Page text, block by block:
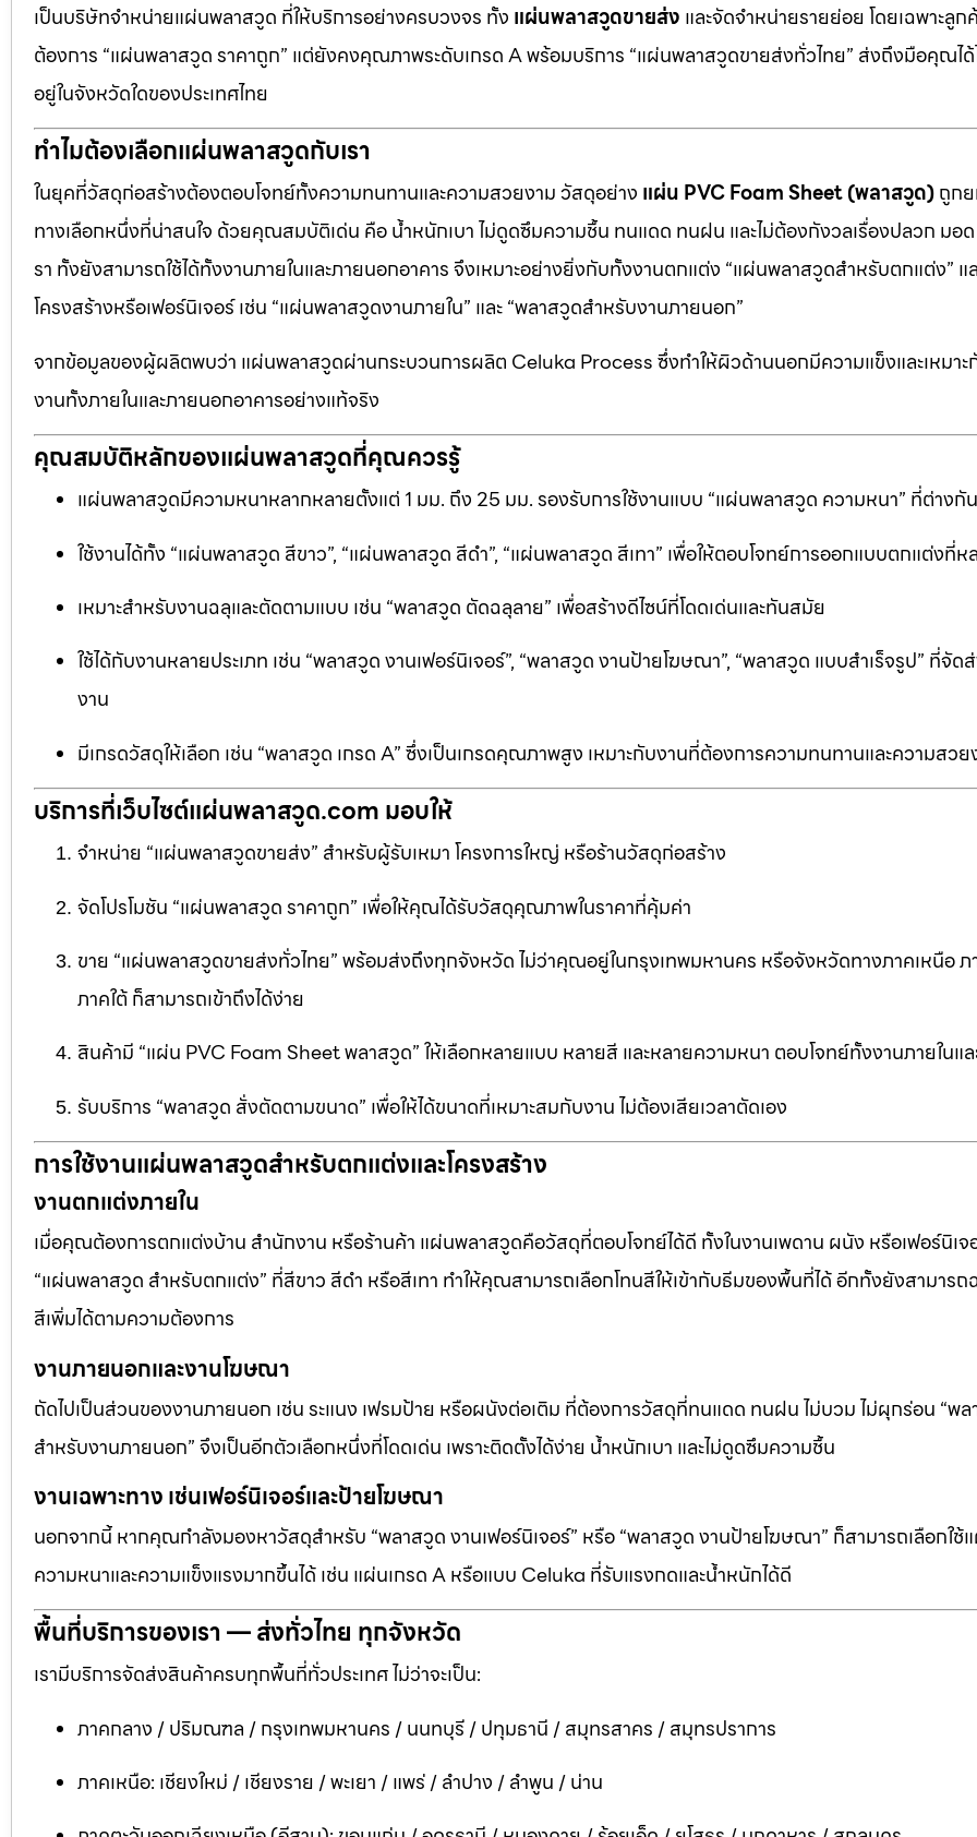
เป็นบริษัทจำหน่ายแผ่นพลาสวูด ที่ให้บริการอย่างครบวงจร ทั้ง แผ่นพลาสวูดขายส่ง และจัดจำหน่ายรายย่อย โดยเฉพาะลูก
ต้องการ “แผ่นพลาสวูด ราคาถูก” แต่ยังคงคุณภาพระดับเกรด A พร้อมบริการ “แผ่นพลาสวูดขายส่งทั่วไทย” ส่งถึงมือคุณไ
อยู่ในจังหวัดใดของประเทศไทย
ทำไมต้องเลือกแผ่นพลาสวูดกับเรา
ในยุคที่วัสดุก่อสร้างต้องตอบโจทย์ทั้งความทนทานและความสวยงาม วัสดุอย่าง แผ่น PVC Foam Sheet (พลาสวูด)ถูก
ทางเลือกหนึ่งที่น่าสนใจ ด้วยคุณสมบัติเด่น คือ น้ำหนักเบา ไม่ดูดซึมความชื้น ทนแดด ทนฝน และไม่ต้องกังวลเรื่องปลวก มอด
รา ทั้งยังสามารถใช้ได้ทั้งงานภายในและภายนอกอาคาร จึงเหมาะอย่างยิ่งกับทั้งงานตกแต่ง “แผ่นพลาสวูดสำหรับตกแต่ง” แ
โครงสร้างหรือเฟอร์นิเจอร์ เช่น “แผ่นพลาสวูดงานภายใน” และ “พลาสวูดสำหรับงานภายนอก”
จากข้อมูลของผู้ผลิตพบว่า แผ่นพลาสวูดผ่านกระบวนการผลิต Celuka Process ซึ่งทำให้ผิวด้านนอกมีความแข็งและเหมาะ
งานทั้งภายในและภายนอกอาคารอย่างแท้จริง
คุณสมบัติหลักของแผ่นพลาสวูดที่คุณควรรู้
แผ่นพลาสวูดมีความหนาหลากหลายตั้งแต่ 1 มม. ถึง 25 มม. รองรับการใช้งานแบบ “แผ่นพลาสวูด ความหนา” ที่ต่างกั
ใช้งานได้ทั้ง “แผ่นพลาสวูด สีขาว”, “แผ่นพลาสวูด สีดำ”, “แผ่นพลาสวูด สีเทา” เพื่อให้ตอบโจทย์การออกแบบตกแต่งที่ห
เหมาะสำหรับงานฉลุและตัดตามแบบ เช่น “พลาสวูด ตัดฉลุลาย” เพื่อสร้างดีไซน์ที่โดดเด่นและทันสมัย
ใช้ได้กับงานหลายประเภท เช่น “พลาสวูด งานเฟอร์นิเจอร์”, “พลาสวูด งานป้ายโฆษณา”, “พลาสวูด แบบสำเร็จรูป” ที่จัด
งาน
มีเกรดวัสดุให้เลือก เช่น “พลาสวูด เกรด A” ซึ่งเป็นเกรดคุณภาพสูง เหมาะกับงานที่ต้องการความทนทานและความสวย
บริการที่เว็บไซต์แผ่นพลาสวูด.com มอบให้
จำหน่าย “แผ่นพลาสวูดขายส่ง” สำหรับผู้รับเหมา โครงการใหญ่ หรือร้านวัสดุก่อสร้าง
จัดโปรโมชัน “แผ่นพลาสวูด ราคาถูก” เพื่อให้คุณได้รับวัสดุคุณภาพในราคาที่คุ้มค่า
ขาย “แผ่นพลาสวูดขายส่งทั่วไทย” พร้อมส่งถึงทุกจังหวัด ไม่ว่าคุณอยู่ในกรุงเทพมหานคร หรือจังหวัดทางภาคเหนือ ภ
ภาคใต้ ก็สามารถเข้าถึงได้ง่าย
สินค้ามี “แผ่น PVC Foam Sheet พลาสวูด” ให้เลือกหลายแบบ หลายสี และหลายความหนา ตอบโจทย์ทั้งงานภายในแ
รับบริการ “พลาสวูด สั่งตัดตามขนาด” เพื่อให้ได้ขนาดที่เหมาะสมกับงาน ไม่ต้องเสียเวลาตัดเอง
การใช้งานแผ่นพลาสวูดสำหรับตกแต่งและโครงสร้าง
งานตกแต่งภายใน
เมื่อคุณต้องการตกแต่งบ้าน สำนักงาน หรือร้านค้า แผ่นพลาสวูดคือวัสดุที่ตอบโจทย์ได้ดี ทั้งในงานเพดาน ผนัง หรือเฟอร์นิเจ
“แผ่นพลาสวูด สำหรับตกแต่ง” ที่สีขาว สีดำ หรือสีเทา ทำให้คุณสามารถเลือกโทนสีให้เข้ากับธีมของพื้นที่ได้ อีกทั้งยังสามาร
สีเพิ่มได้ตามความต้องการ
งานภายนอกและงานโฆษณา
ถัดไปเป็นส่วนของงานภายนอก เช่น ระแนง เฟรมป้าย หรือผนังต่อเติม ที่ต้องการวัสดุที่ทนแดด ทนฝน ไม่บวม ไม่ผุกร่อน “พ
สำหรับงานภายนอก” จึงเป็นอีกตัวเลือกหนึ่งที่โดดเด่น เพราะติดตั้งได้ง่าย น้ำหนักเบา และไม่ดูดซึมความชื้น
งานเฉพาะทาง เช่นเฟอร์นิเจอร์และป้ายโฆษณา
นอกจากนี้ หากคุณกำลังมองหาวัสดุสำหรับ “พลาสวูด งานเฟอร์นิเจอร์” หรือ “พลาสวูด งานป้ายโฆษณา” ก็สามารถเลือกใช้
ความหนาและความแข็งแรงมากขึ้นได้ เช่น แผ่นเกรด A หรือแบบ Celuka ที่รับแรงกดและน้ำหนักได้ดี
พื้นที่บริการของเรา — ส่งทั่วไทย ทุกจังหวัด
เรามีบริการจัดส่งสินค้าครบทุกพื้นที่ทั่วประเทศ ไม่ว่าจะเป็น:
ภาคกลาง / ปริมณฑล / กรุงเทพมหานคร / นนทบุรี / ปทุมธานี / สมุทรสาคร / สมุทรปราการ
ภาคเหนือ: เชียงใหม่ / เชียงราย / พะเยา / แพร่ / ลำปาง / ลำพูน / น่าน